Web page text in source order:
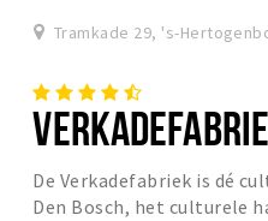
Tramkade 29, 's-
De Verkadefabriek is dé
Den Bosch, het culturele